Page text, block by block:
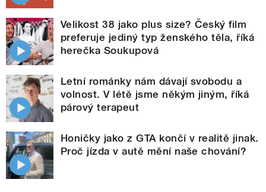
Velikost 38 jako plus size? Český film
preferuje jediný typ ženského těla, říká
herečka Soukupová
Letní románky nám dávají svobodu a
volnost. V létě jsme někým jiným, říká
párový terapeut
Honičky jako z GTA končí v realitě jinak.
Proč jízda v autě mění naše chování?